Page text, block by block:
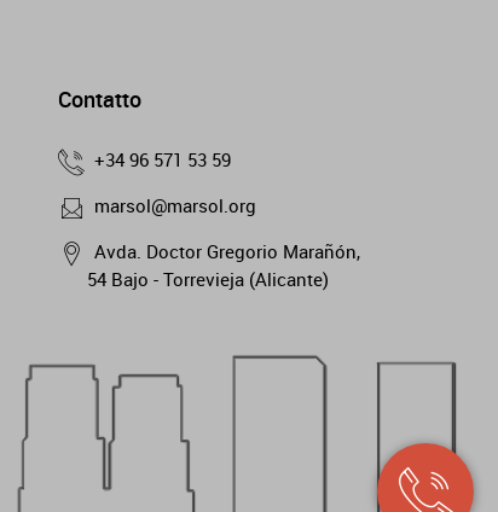
Contatto
+34 96 571 53 59
marsol@marsol.org
Avda. Doctor Gregorio Marañón,
54 Bajo - Torrevieja (Alicante)